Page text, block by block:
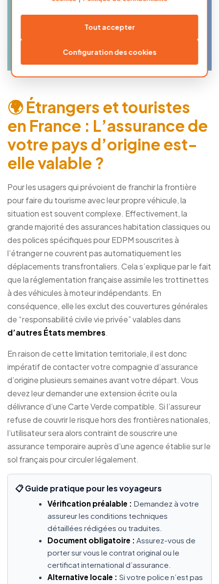
🌍 Étrangers et touristes
en France : L’assurance de
votre pays d’origine est-
elle valable ?
Pour les usagers qui prévoient de franchir la frontière
pour faire du tourisme avec leur propre véhicule, la
situation est souvent complexe. Effectivement, la
grande majorité des assurances habitation classiques ou
des polices spécifiques pour EDPM souscrites à
l’étranger ne couvrent pas automatiquement les
déplacements transfrontaliers. Cela s’explique par le fait
que la réglementation française assimile les trottinettes
à des véhicules à moteur indépendants. En
conséquence, elle les exclut des couvertures générales
de “responsabilité civile vie privée” valables dans
d’autres États membres.
En raison de cette limitation territoriale, il est donc
impératif de contacter votre compagnie d’assurance
d’origine plusieurs semaines avant votre départ. Vous
devez leur demander une extension écrite ou la
délivrance d’une Carte Verde compatible. Si l’assureur
refuse de couvrir le risque hors des frontières nationales,
l’utilisateur sera alors contraint de souscrire une
assurance temporaire auprès d’une agence établie sur le
sol français pour circuler légalement.
📋 Guide pratique pour les voyageurs
Vérification préalable : Demandez à votre
assureur les conditions techniques
détaillées rédigées ou traduites.
Document obligatoire : Assurez-vous de
porter sur vous le contrat original ou le
certificat international d’assurance.
Alternative locale : Si votre police n’est pas
Tout accepter
Configuration des cookies